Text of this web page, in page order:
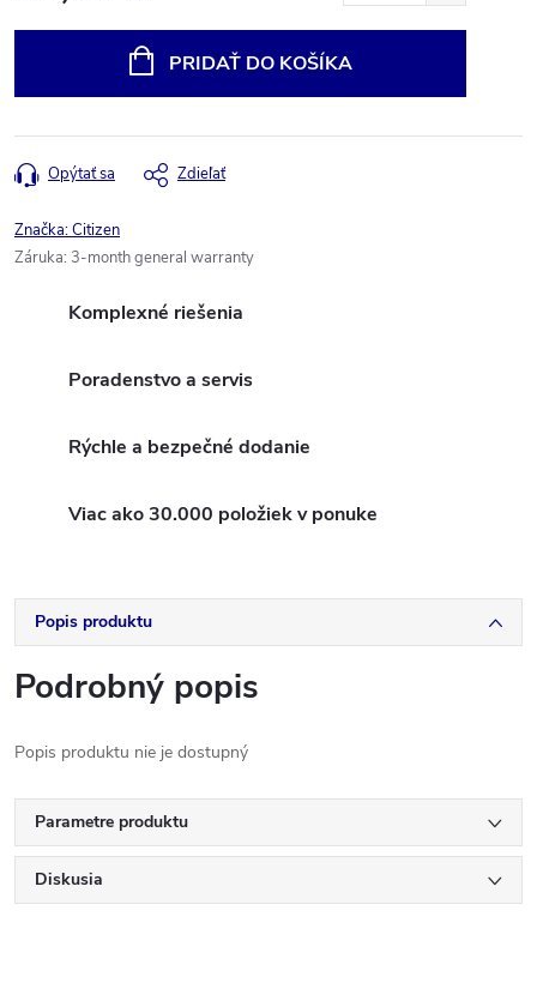
PRIDAŤ DO KOŠÍKA
Opýtať sa Zdieľať
Značka:Citizen
Záruka: 3-month general warranty
Komplexné riešenia
Poradenstvo a servis
Rýchle a bezpečné dodanie
Viac ako 30.000 položiek v ponuke
Popis produktu
Podrobný popis
Popis produktu nie je dostupný
Parametre produktu
Diskusia